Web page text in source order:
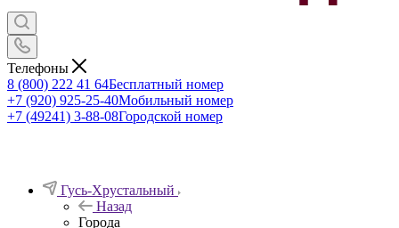
Телефоны
8 (800) 222 41 64Бесплатный номер
+7 (920) 925-25-40Мобильный номер
+7 (49241) 3-88-08Городской номер
Гусь-Хрустальный
Назад
Города